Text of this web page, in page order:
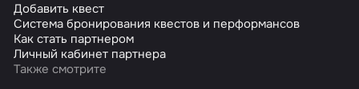
Добавить квест
Система бронирования квестов и перформансов
Как стать партнером
Личный кабинет партнера
Также смотрите